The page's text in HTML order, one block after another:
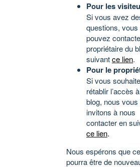
Pour les
Si vous avez
questions, vous
pouvez
propriétaire du
suivantce lien.
Pour le
Si vous
rétablir l’accès
blog, nous vous
invitons à nous
contacter en
ce lien.
Nous espérons que
pourra être de